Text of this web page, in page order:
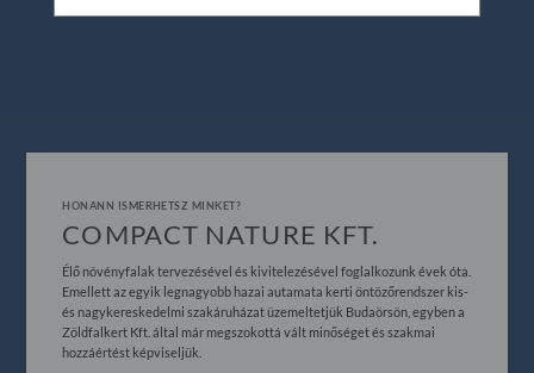
HONANN ISMERHETSZ MINKET?
COMPACT NATURE KFT.
Élő növényfalak tervezésével és kivitelezésével foglalkozunk évek óta.
Emellett az egyik legnagyobb hazai autamata kerti öntözőrendszer kis-
és nagykereskedelmi szakáruházat üzemeltetjük Budaörsön, egyben a
Zöldfalkert Kft. által már megszokottá vált minőséget és szakmai
hozzáértést képviseljük.